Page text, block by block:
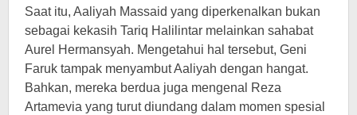
Saat itu, Aaliyah Massaid yang diperkenalkan bukan
sebagai kekasih Tariq Halilintar melainkan sahabat
Aurel Hermansyah. Mengetahui hal tersebut, Geni
Faruk tampak menyambut Aaliyah dengan hangat.
Bahkan, mereka berdua juga mengenal Reza
Artamevia yang turut diundang dalam momen spesial